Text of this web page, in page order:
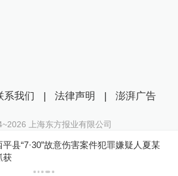
平县“7·30”故意伤害案件犯罪嫌疑人夏某
获
系我们 | 法律声明 | 澎湃广告
2026 上海东方报业有限公司
20170116 | 沪ICP备14003370号
信息服务许可证：31120170006
公网安备 31010602000299号